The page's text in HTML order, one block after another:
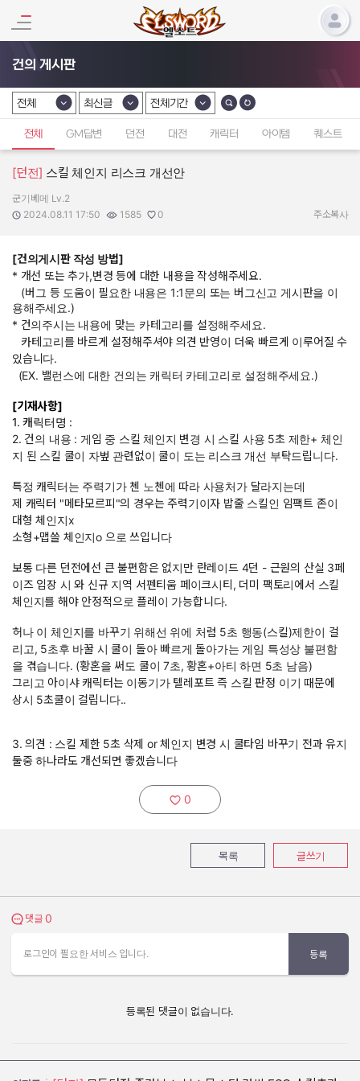
건의 게시판
카테고리 선택
전체
카테고리 선택
최신글
카테고리 선택
전체기간
전체 GM답변 던전 대전 캐릭터 아이템 퀘스트
[던전] 스킬 체인지 리스크 개선안
작성자:
군기베메 Lv.2
작성일:
2024.08.11 17:50
조회수:
1585
추천수:
0 주소복사
[건의게시판 작성 방법]
* 개선 또는 추가,변경 등에 대한 내용을 작성해주세요.
(버그 등 도움이 필요한 내용은 1:1문의 또는 버그신고 게시판을 이
용해주세요.)
* 건의주시는 내용에 맞는 카테고리를 설정해주세요.
카테고리를 바르게 설정해주셔야 의견 반영이 더욱 빠르게 이루어질 수
있습니다.
(EX. 밸런스에 대한 건의는 캐릭터 카테고리로 설정해주세요.)
[기재사항]
1. 캐릭터명 :
2. 건의 내용 : 게임 중 스킬 체인지 변경 시 스킬 사용 5초 제한+ 체인
지 된 스킬 쿨이 자벞 관련없이 쿨이 도는 리스크 개선 부탁드립니다.
특정 캐릭터는 주력기가 첸 노첸에 따라 사용처가 달라지는데
제 캐릭터 "메타모르피"의 경우는 주력기이자 밥줄 스킬인 임팩트 존이
대형 체인지x
소형+맵쓸 체인지o 으로 쓰입니다
보통 다른 던전에선 큰 불편함은 없지만 란레이드 4던 - 근원의 산실 3페
이즈 입장 시 와 신규 지역 서펜티움 페이크시티, 더미 팩토리에서 스킬
체인지를 해야 안정적으로 플레이 가능합니다.
허나 이 체인지를 바꾸기 위해선 위에 처럼 5초 행동(스킬)제한이 걸
리고, 5초후 바꿀 시 쿨이 돌아 빠르게 돌아가는 게임 특성상 불편함
을 겪습니다. (황혼을 써도 쿨이 7초, 황혼+아티 하면 5초 남음)
그리고 아이샤 캐릭터는 이동기가 텔레포트 즉 스킬 판정 이기 때문에
상시 5초쿨이 걸립니다..
3. 의견 : 스킬 제한 5초 삭제 or 체인지 변경 시 쿨타임 바꾸기 전과 유지
둘중 하나라도 개선되면 좋겠습니다
추천하기:
0
목록 글쓰기
댓글 보기
댓글 0
로그인이 필요한 서비스 입니다. 등록
등록된 댓글이 없습니다.